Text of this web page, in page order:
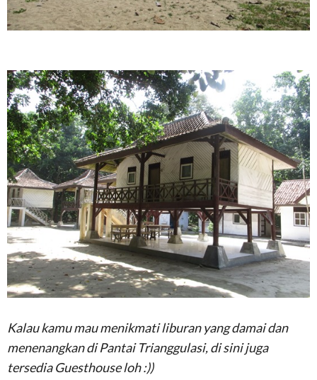
Kalau kamu mau menikmati liburan yang damai dan
menenangkan di Pantai Trianggulasi, di sini juga
tersedia Guesthouse loh :))